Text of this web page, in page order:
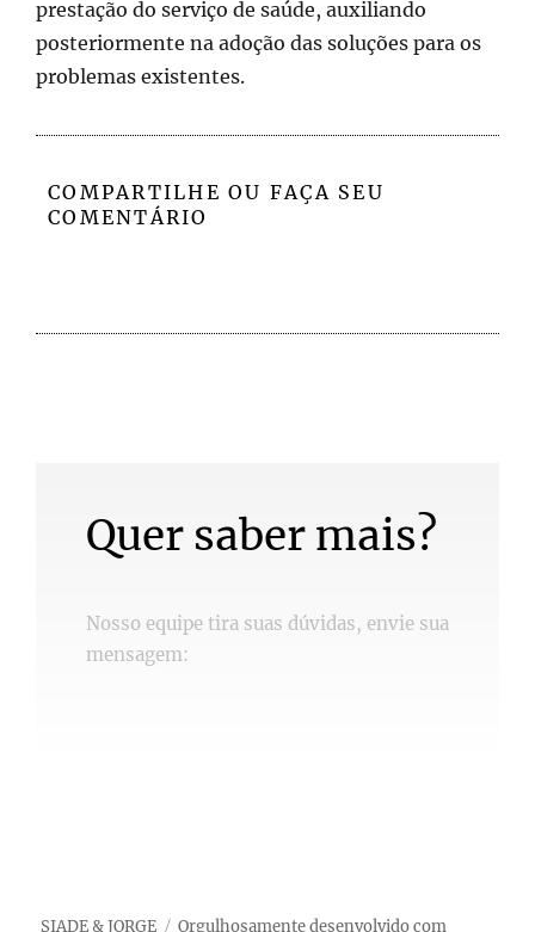
prestação do serviço de saúde, auxiliando
posteriormente na adoção das soluções para os
problemas existentes.
COMPARTILHE OU FAÇA SEU
COMENTÁRIO
Quer saber mais?
Nosso equipe tira suas dúvidas, envie sua
mensagem:
SIADE & JORGE Orgulhosamente desenvolvido com